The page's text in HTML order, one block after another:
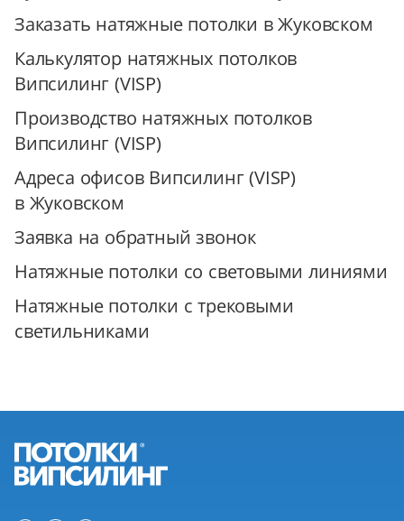
Заказать натяжные потолки в Жуковском
Калькулятор натяжных потолков
Випсилинг (VISP)
Производство натяжных потолков
Випсилинг (VISP)
Адреса офисов Випсилинг (VISP)
в Жуковском
Заявка на обратный звонок
Натяжные потолки со световыми линиями
Натяжные потолки с трековыми
светильниками